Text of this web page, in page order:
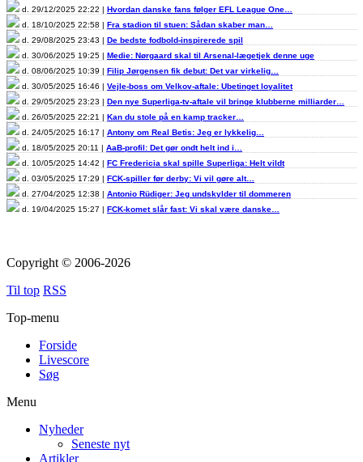
d. 29/12/2025 22:22 | Hvordan danske fans følger EFL League One…
d. 18/10/2025 22:58 | Fra stadion til stuen: Sådan skaber man…
d. 29/08/2025 23:43 | De bedste fodbold-inspirerede spil
d. 30/06/2025 19:25 | Medie: Nørgaard skal til Arsenal-lægetjek denne uge
d. 08/06/2025 10:39 | Filip Jørgensen fik debut: Det var virkelig…
d. 30/05/2025 16:46 | Vejle-boss om Velkov-aftale: Ubetinget loyalitet
d. 29/05/2025 23:23 | Den nye Superliga-tv-aftale vil bringe klubberne milliarder…
d. 26/05/2025 22:21 | Kan du stole på en kamp tracker…
d. 24/05/2025 16:17 | Antony om Real Betis: Jeg er lykkelig…
d. 18/05/2025 20:11 | AaB-profil: Det gør ondt helt ind i…
d. 10/05/2025 14:42 | FC Fredericia skal spille Superliga: Helt vildt
d. 03/05/2025 17:29 | FCK-spiller før derby: Vi vil gøre alt…
d. 27/04/2025 12:38 | Antonio Rüdiger: Jeg undskylder til dommeren
d. 19/04/2025 15:27 | FCK-komet slår fast: Vi skal være danske…
Copyright © 2006-2026
Til top RSS
Top-menu
Forside
Livescore
Søg
Menu
Nyheder
Seneste nyt
Artikler